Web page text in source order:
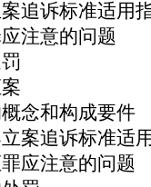
追诉标准适用
注意的问题
念和构成要件
案追诉标准适
应注意的问题